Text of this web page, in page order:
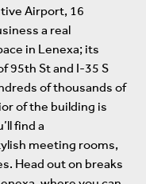
Airport, 16
a real
in Lenexa; its
95th St and I-35 S
of thousands of
of the building is
find a
meeting rooms,
Head out on breaks